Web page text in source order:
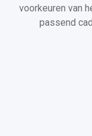
voorkeuren van
passend